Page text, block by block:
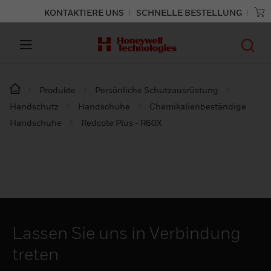
KONTAKTIERE UNS SCHNELLE BESTELLUNG
Produkte
Persönliche Schutzausrüstung
Handschutz
Handschuhe
Chemikalienbeständige
Handschuhe
Redcote Plus - R60X
Lassen Sie uns in Verbindung
treten